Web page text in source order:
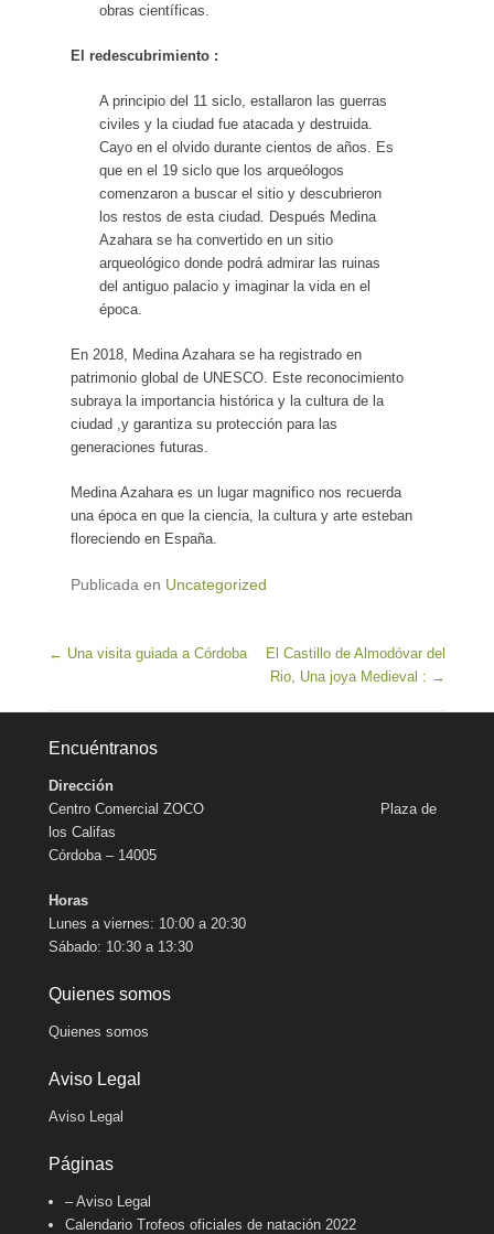
obras científicas.
El redescubrimiento :
A principio del 11 siclo, estallaron las guerras
civiles y la ciudad fue atacada y destruida.
Cayo en el olvido durante cientos de años. Es
que en el 19 siclo que los arqueólogos
comenzaron a buscar el sitio y descubrieron
los restos de esta ciudad. Después Medina
Azahara se ha convertido en un sitio
arqueológico donde podrá admirar las ruinas
del antiguo palacio y imaginar la vida en el
época.
En 2018, Medina Azahara se ha registrado en
patrimonio global de UNESCO. Este reconocimiento
subraya la importancia histórica y la cultura de la
ciudad ,y garantiza su protección para las
generaciones futuras.
Medina Azahara es un lugar magnifico nos recuerda
una época en que la ciencia, la cultura y arte esteban
floreciendo en España.
Publicada en Uncategorized
Navegación de entradas
← Una visita guiada a Córdoba
El Castillo de Almodóvar del
Rio, Una joya Medieval : →
Encuéntranos
Dirección
Centro Comercial ZOCO Plaza de
los Califas
Córdoba – 14005
Horas
Lunes a viernes: 10:00 a 20:30
Sábado: 10:30 a 13:30
Quienes somos
Quienes somos
Aviso Legal
Aviso Legal
Páginas
– Aviso Legal
Calendario Trofeos oficiales de natación 2022